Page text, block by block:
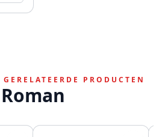
PRODUCTEN
Roman